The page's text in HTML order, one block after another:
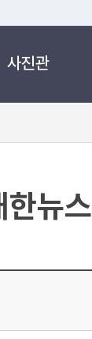
사진관
한뉴스